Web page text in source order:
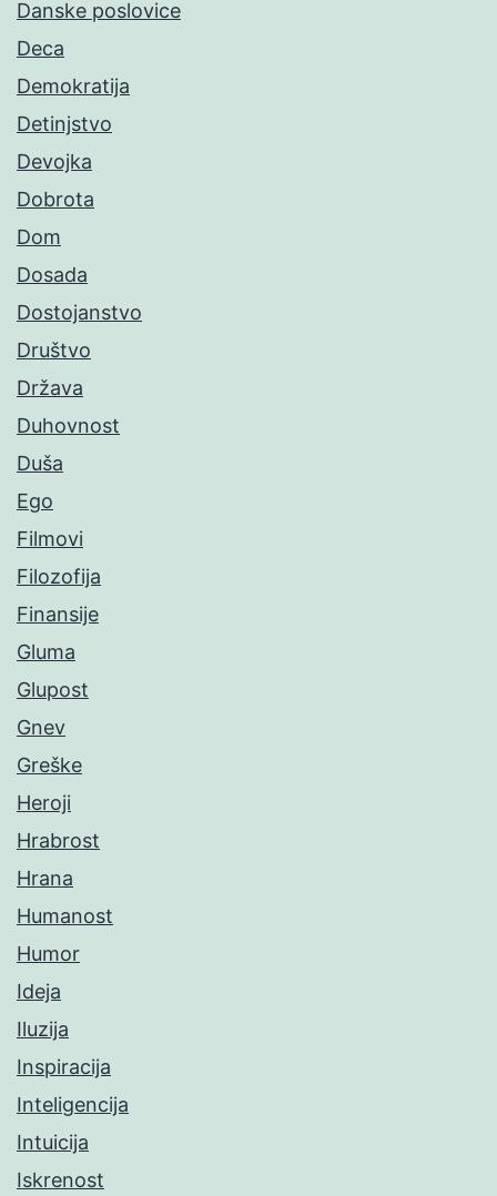
Danske poslovice
Deca
Demokratija
Detinjstvo
Devojka
Dobrota
Dom
Dosada
Dostojanstvo
Društvo
Država
Duhovnost
Duša
Ego
Filmovi
Filozofija
Finansije
Gluma
Glupost
Gnev
Greške
Heroji
Hrabrost
Hrana
Humanost
Humor
Ideja
Iluzija
Inspiracija
Inteligencija
Intuicija
Iskrenost